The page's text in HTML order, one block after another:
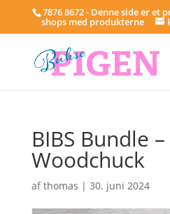
7876 8672 - Denne side er
shops med produkterne
BIBS Bundle
Woodchuck
afthomas | 30. juni 2024